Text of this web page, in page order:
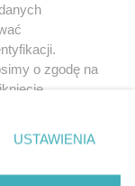
o zgodę na
prywatności
zgody
USTAWIENIA